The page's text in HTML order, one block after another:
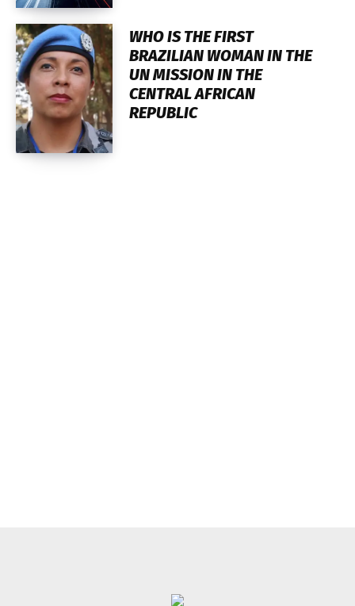
WHO IS THE FIRST
BRAZILIAN WOMAN IN THE
UN MISSION IN THE
CENTRAL AFRICAN
REPUBLIC